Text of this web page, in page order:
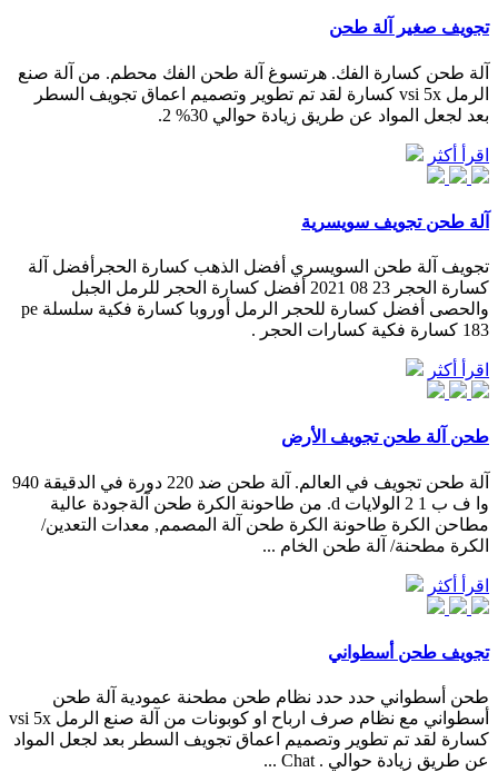
تجويف صغير آلة طحن
آلة طحن كسارة الفك. هرتسوغ آلة طحن الفك محطم. من آلة صنع
الرمل vsi 5x كسارة لقد تم تطوير وتصميم اعماق تجويف السطر
بعد لجعل المواد عن طريق زيادة حوالي 30% 2.
اقرأ أكثر
آلة طحن تجويف سويسرية
تجويف آلة طحن السويسري أفضل الذهب كسارة الحجرأفضل آلة
كسارة الحجر 23 08 2021 أفضل كسارة الحجر للرمل الجبل
والحصى أفضل كسارة للحجر الرمل أوروبا كسارة فكية سلسلة pe
183 كسارة فكية كسارات الحجر .
اقرأ أكثر
طحن آلة طحن تجويف الأرض
آلة طحن تجويف في العالم. آلة طحن ضد 220 دورة في الدقيقة 940
وا ف ب 1 2 الولايات d. من طاحونة الكرة طحن آلةجودة عالية
مطاحن الكرة طاحونة الكرة طحن آلة المصمم, معدات التعدين/
الكرة مطحنة/ آلة طحن الخام ...
اقرأ أكثر
تجويف طحن أسطواني
طحن أسطواني حدد حدد نظام طحن مطحنة عمودية آلة طحن
أسطواني مع نظام صرف ارباح او كوبونات من آلة صنع الرمل vsi 5x
كسارة لقد تم تطوير وتصميم اعماق تجويف السطر بعد لجعل المواد
عن طريق زيادة حوالي . Chat ...